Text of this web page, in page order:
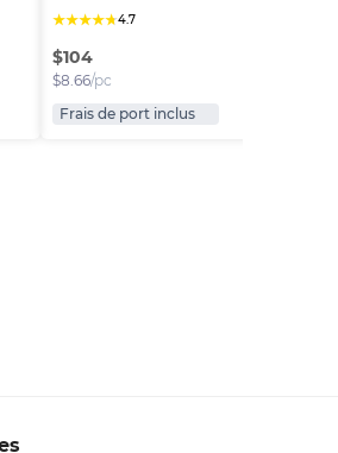
★★★★★4.7
$104
$8.66/pc
Frais de port inclus